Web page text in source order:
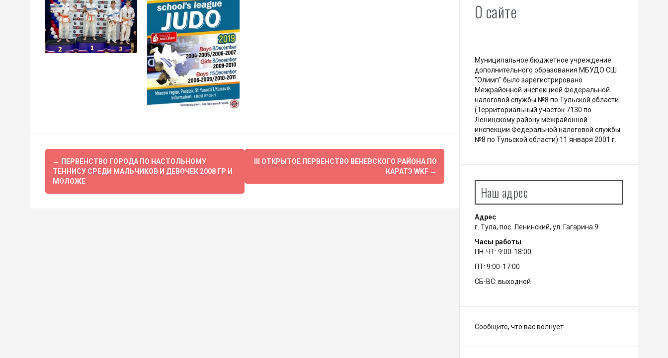
Навигация
по
записям
← ПЕРВЕНСТВО ГОРОДА ПО НАСТОЛЬНОМУ
ТЕННИСУ СРЕДИ МАЛЬЧИКОВ И ДЕВОЧЕК 2008 ГР И
МОЛОЖЕ
III ОТКРЫТОЕ ПЕРВЕНСТВО ВЕНЕВСКОГО РАЙОНА ПО
КАРАТЭ WKF →
О сайте
Муниципальное бюджетное учреждение
дополнительного образования МБУДО СШ
"Олимп" было зарегистрировано
Межрайонной инспекцией Федеральной
налоговой службы №8 по Тульской области
(Территориальный участок 7130 по
Ленинскому району межрайонной
инспекции Федеральной налоговой службы
№8 по Тульской области) 11 января 2001 г.
Наш адрес
Адрес
г. Тула, пос. Ленинский, ул. Гагарина 9
Часы работы
ПН-ЧТ: 9:00-18:00
ПТ: 9:00-17:00
СБ-ВС: выходной
Сообщите, что вас волнует